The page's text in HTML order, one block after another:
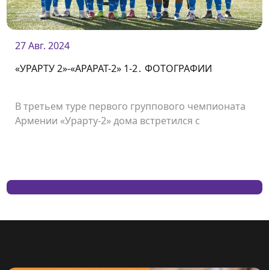
27 Авг. 2024
«УРАРТУ 2»-«АРАРАТ-2» 1-2․ ФОТОГРАФИИ
В третьем туре первого группового чемпионата
Армении «Урарту-2» дома встретился с